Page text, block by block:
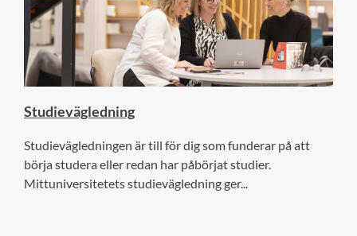
Studievägledning
Studievägledningen är till för dig som funderar på att
börja studera eller redan har påbörjat studier.
Mittuniversitetets studievägledning ger...